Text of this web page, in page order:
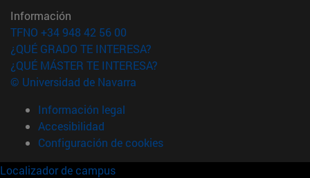
Información
TFNO +34 948 42 56 00
¿QUÉ GRADO TE INTERESA?
¿QUÉ MÁSTER TE INTERESA?
© Universidad de Navarra
Información legal
Accesibilidad
Configuración de cookies
Localizador de campus